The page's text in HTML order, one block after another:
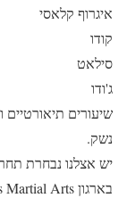
איגרוף קלאסי
קודו
סילאט
ג'ודו
שיעורים תיאורטיים
נשק.
יש אצלנו נבחרת
בארגון All Styles Martial Arts.